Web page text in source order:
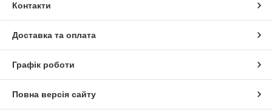
Контакти
Доставка та оплата
Графік роботи
Повна версія сайту